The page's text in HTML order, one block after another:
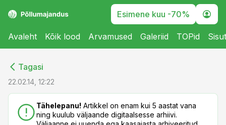
Esimene kuu -70%
Avaleht Kõik lood Arvamused Galeriid TOPid
Tagasi
22.02.14, 12:22
Tähelepanu! Artikkel on enam kui 5 aastat vana
ning kuulub väljaande digitaalsesse arhiivi.